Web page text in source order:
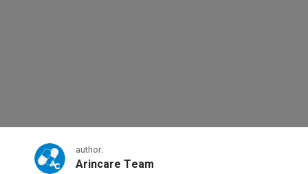
รีวิว-iqvia ไตรมาส1-63
author:
Arincare Team